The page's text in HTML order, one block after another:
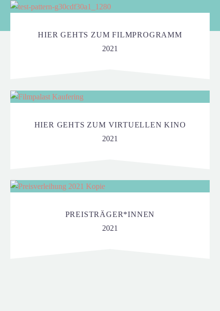
HIER GEHTS ZUM FILMPROGRAMM
2021
HIER GEHTS ZUM VIRTUELLEN KINO
2021
PREISTRÄGER*INNEN
2021